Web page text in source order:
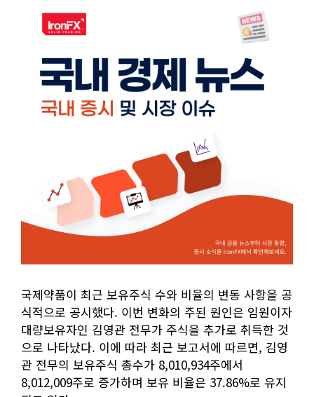
국제약품이 최근 보유주식 수와 비율의 변동 사항을 공
식적으로 공시했다. 이번 변화의 주된 원인은 임원이자
대량보유자인 김영관 전무가 주식을 추가로 취득한 것
으로 나타났다. 이에 따라 최근 보고서에 따르면, 김영
관 전무의 보유주식 총수가 8,010,934주에서
8,012,009주로 증가하며 보유 비율은 37.86%로 유지